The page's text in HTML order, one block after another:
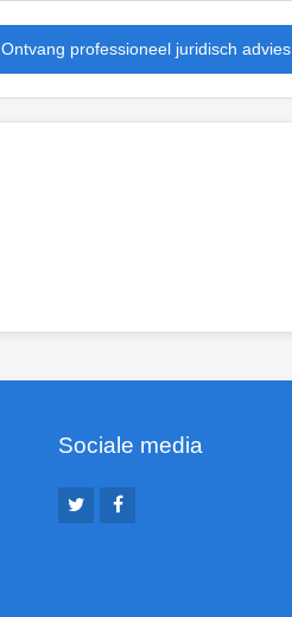
Ontvang professioneel juridisch advies
Sociale media